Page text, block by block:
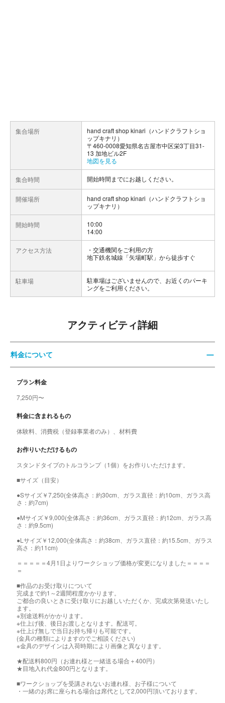
集合場所
hand craft shop kinari（ハンドクラフトショ
ップキナリ）
〒460-0008愛知県名古屋市中区栄3丁目31-
13 加地ビル2F
地図を見る
集合時間 開始時間までにお越しください。
開催場所
hand craft shop kinari（ハンドクラフトショ
ップキナリ）
開始時間
10:00
14:00
アクセス方法
交通機関をご利用の方
地下鉄名城線「矢場町駅」から徒歩すぐ
駐車場
駐車場はございませんので、お近くのパーキ
ングをご利用ください。
アクティビティ詳細
料金について
プラン料金
7,250円〜
料金に含まれるもの
体験料、消費税（登録事業者のみ）、材料費
お作りいただけるもの
スタンドタイプのトルコランプ（1個）をお作りいただけます。
■サイズ（目安）
●Sサイズ￥7,250(全体高さ：約30cm、ガラス直径：約10cm、ガラス高
さ：約7cm)
●Mサイズ￥9,000(全体高さ：約36cm、ガラス直径：約12cm、ガラス高
さ：約9.5cm)
●Lサイズ￥12,000(全体高さ：約38cm、ガラス直径：約15.5cm、ガラス
高さ：約11cm)
＝＝＝＝＝4月1日よりワークショップ価格が変更になりました＝＝＝＝
＝
■作品のお受け取りについて
完成まで約1～2週間程度かかります。
ご都合の良いときに受け取りにお越しいただくか、完成次第発送いたし
ます。
※別途送料がかかります。
※仕上げ後、後日お渡しとなります。配送可。
※仕上げ無しで当日お持ち帰りも可能です。
(金具の種類によりますのでご相談ください)
※金具のデザインは入荷時期により画像と異なります。
★配送料800円（お連れ様と一緒送る場合＋400円）
★目地入れ代金800円となります。
■ワークショップを受講されないお連れ様、お子様について
・一緒のお席に座られる場合は席代として2,000円頂いております。